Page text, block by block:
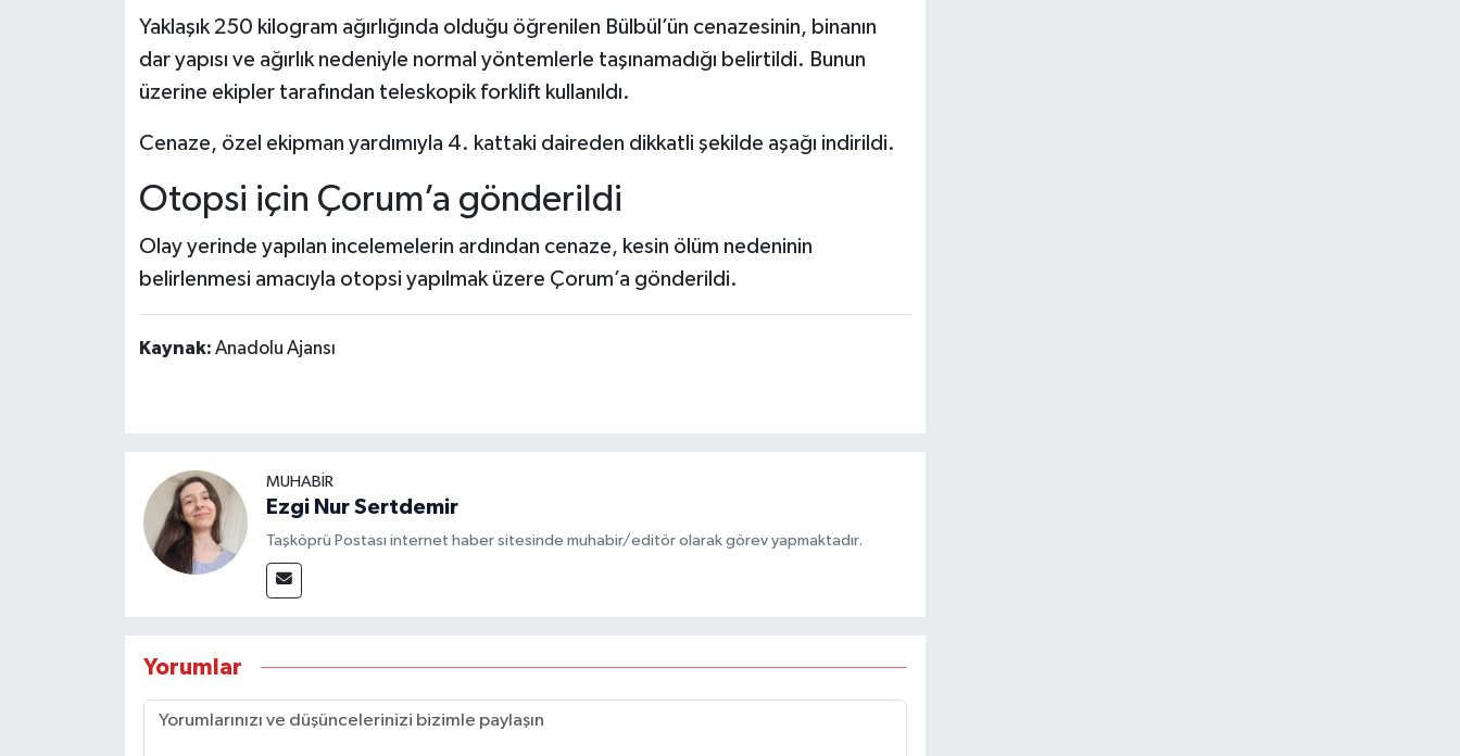
Yaklaşık 250 kilogram ağırlığında olduğu öğrenilen Bülbül’ün cenazesinin, binanın
dar yapısı ve ağırlık nedeniyle normal yöntemlerle taşınamadığı belirtildi. Bunun
üzerine ekipler tarafından teleskopik forklift kullanıldı.
Cenaze, özel ekipman yardımıyla 4. kattaki daireden dikkatli şekilde aşağı indirildi.
Otopsi için Çorum’a gönderildi
Olay yerinde yapılan incelemelerin ardından cenaze, kesin ölüm nedeninin
belirlenmesi amacıyla otopsi yapılmak üzere Çorum’a gönderildi.
Kaynak: Anadolu Ajansı
MUHABİR
Ezgi Nur Sertdemir
Taşköprü Postası internet haber sitesinde muhabir/editör olarak görev yapmaktadır.
Yorumlar